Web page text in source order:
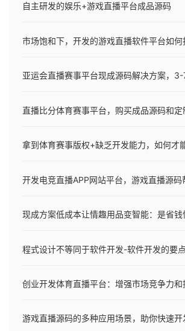
自主研发的娱乐+游戏直播平台成品源码
市场饱和下，开发的游戏直播软件平台如何
亚运会直播赛事平台现成源码解决方案，
直播比分体育赛事平台，购买成品源码和
开发电竞直播APP网站平台，游戏直播源码
程式设计不等同于软件开发-软件开发的要点
游戏直播源码的多种应用场景，助你快速